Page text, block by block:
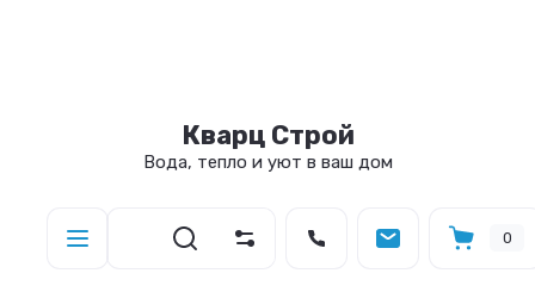
Кварц Строй
Вода, тепло и уют в ваш дом
0